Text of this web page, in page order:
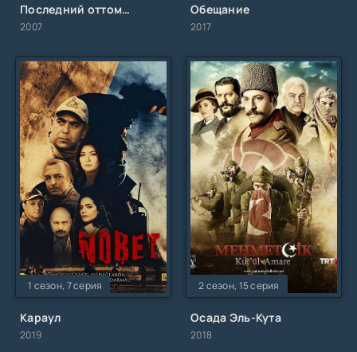
Последний оттоман: Яндим Али
2007
Обещание
2017
1 сезон, 7 серия
Караул
2019
2 сезон, 15 серия
Осада Эль-Кута
2018